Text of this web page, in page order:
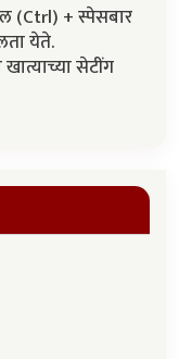
(Ctrl) + स्पेसबार
येते.
सेटींग